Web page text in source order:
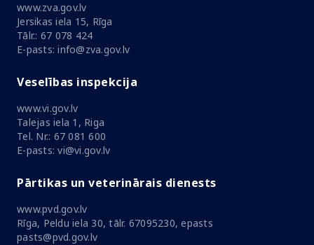
www.zva.gov.lv
Jersikas iela 15, Rīga
Tālr.: 67 078 424
E-pasts: info@zva.gov.lv
Veselības inspekcija
www.vi.gov.lv
Talejas iela 1, Riga
Tel. Nr.: 67 081 600
E-pasts: vi@vi.gov.lv
Pārtikas un veterinārais dienests
www.pvd.gov.lv
Rīga, Peldu iela 30, tālr. 67095230, epasts
pasts@pvd.gov.lv